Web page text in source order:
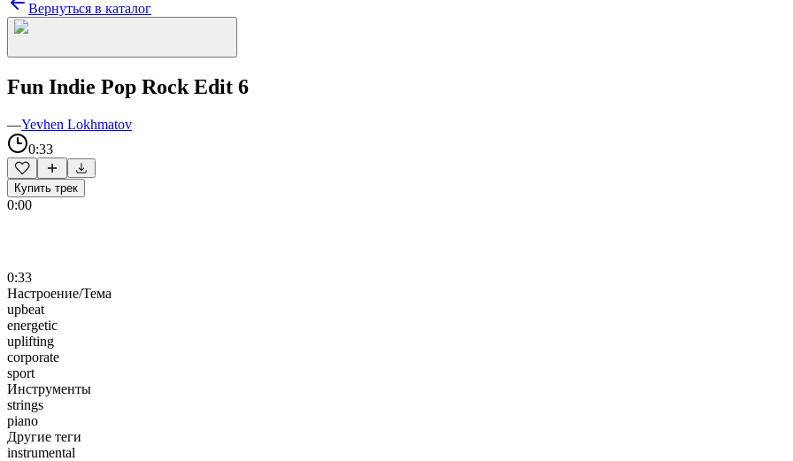
Вернуться в каталог
Fun Indie Pop Rock Edit 6
—Yevhen Lokhmatov
0:33
Купить трек
0:00
0:33
Настроение/Тема
upbeat
energetic
uplifting
corporate
sport
Инструменты
strings
piano
Другие теги
instrumental